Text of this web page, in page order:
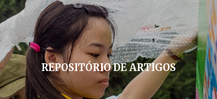
REPOSITÓRIO DE ARTIGOS